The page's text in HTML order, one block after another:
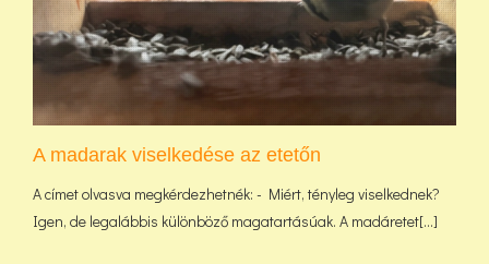
A madarak viselkedése az etetőn
A címet olvasva megkérdezhetnék: - Miért, tényleg viselkednek?
Igen, de legalábbis különböző magatartásúak. A madáretet[...]